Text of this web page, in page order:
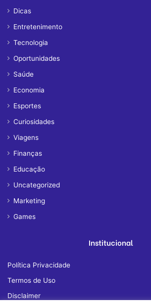
Dicas
Entretenimento
Tecnologia
Oportunidades
Saúde
Economia
Esportes
Curiosidades
Viagens
Finanças
Educação
Uncategorized
Marketing
Games
Institucional
Política Privacidade
Termos de Uso
Disclaimer